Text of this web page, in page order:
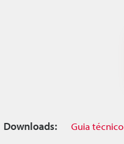
Downloads: Guia técnico